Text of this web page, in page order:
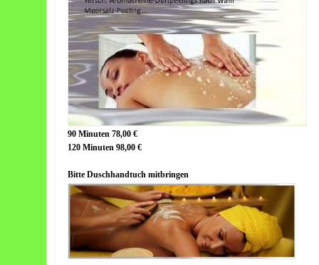
90 Minuten 78,00 €
120 Minuten 98,00 €
Bitte Duschhandtuch mitbringen